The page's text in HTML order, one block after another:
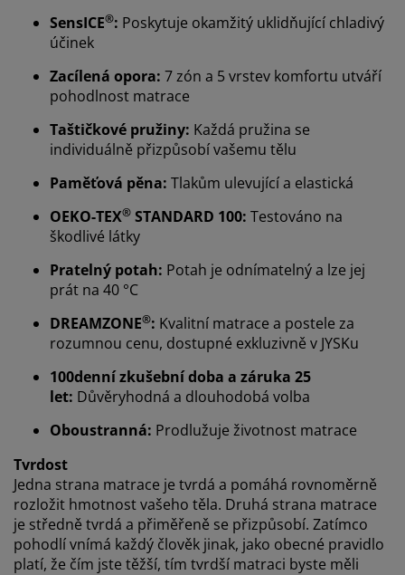
SensICE®: Poskytuje okamžitý uklidňující chladivý
účinek
Zacílená opora: 7 zón a 5 vrstev komfortu utváří
pohodlnost matrace
Taštičkové pružiny: Každá pružina se
individuálně přizpůsobí vašemu tělu
Paměťová pěna: Tlakům ulevující a elastická
OEKO-TEX® STANDARD 100: Testováno na
škodlivé látky
Pratelný potah: Potah je odnímatelný a lze jej
prát na 40 °C
DREAMZONE®: Kvalitní matrace a postele za
rozumnou cenu, dostupné exkluzivně v JYSKu
100denní zkušební doba a záruka 25
let: Důvěryhodná a dlouhodobá volba
Oboustranná: Prodlužuje životnost matrace
Tvrdost
Jedna strana matrace je tvrdá a pomáhá rovnoměrně
rozložit hmotnost vašeho těla. Druhá strana matrace
je středně tvrdá a přiměřeně se přizpůsobí. Zatímco
pohodlí vnímá každý člověk jinak, jako obecné pravidlo
platí, že čím jste těžší, tím tvrdší matraci byste měli
Personalizujeme váš zážitek
V JYSKu používáme soubory cookie a mobilní
identifikátory, abychom vám při návštěvě našich
webových stránek zajistili příjemný zážitek. Cookies
shromažďují informace o vás za účelem zajištění
funkčnosti, statistik a relevantního marketingu.